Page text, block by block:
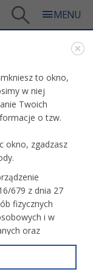
Halowy im.
to okno,
w niej
Twoich
o tzw.
okno, zgadzasz
679 z dnia 27
fizycznych
i w
oraz
RODO, GDPR